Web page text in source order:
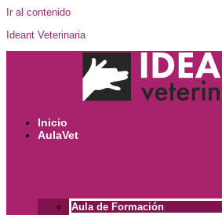
Ir al contenido
Ideant Veterinaria
Inicio
AulaVet
Aula de Formación